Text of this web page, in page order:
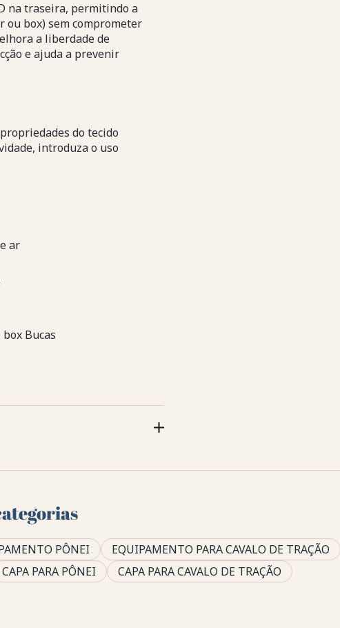
na traseira, permitindo a
ou box) sem comprometer
a liberdade de
e ajuda a prevenir
do tecido
introduza o uso
ar
Bucas
PÔNEI EQUIPAMENTO PARA CAVALO DE TRAÇÃO
CAPA PARA PÔNEI CAPA PARA CAVALO DE TRAÇÃO